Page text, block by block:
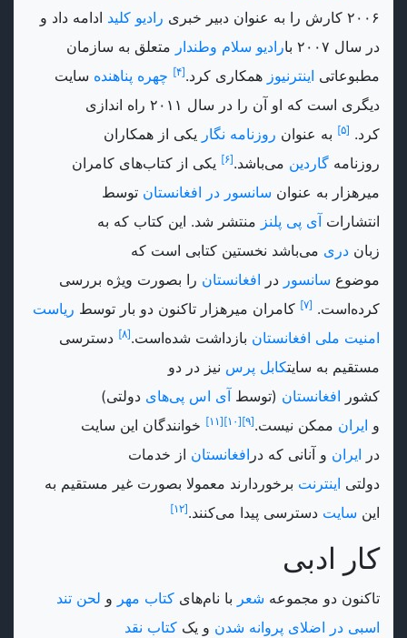
۲۰۰۶ کارش را به عنوان دبیر خبری
رادیو کلید ادامه داد و
در سال ۲۰۰۷ با
رادیو سلام وطندار متعلق به سازمان
مطبوعاتی اینترنیوز همکاری کرد.[۴] چهره پناهنده سایت
دیگری است که او آن را در سال ۲۰۱۱ راه اندازی
کرد. [۵] به عنوان روزنامه نگار یکی از همکاران
روزنامه گاردین می‌باشد.[۶]
یکی از کتاب‌های کامران
میرهزار به عنوان سانسور در افغانستان توسط
انتشارات آی پی پلنز منتشر شد. این کتاب که به
زبان دری می‌باشد نخستین کتابی است که
موضوع سانسور در افغانستان را بصورت ویژه بررسی
کرده‌است. [۷] کامران میرهزار تاکنون دو بار توسط ریاست
امنیت ملی افغانستان بازداشت شده‌است.[۸]
دسترسی
مستقیم به سایتکابل پرس نیز در دو
کشور افغانستان (توسط آی اس پی‌های دولتی)
و ایران ممکن نیست.[۹] [۱۰] [۱۱]
خوانندگان این سایت
در ایران و آنانی که در افغانستان از خدمات
دولتی اینترنت برخوردارند معمولا بصورت غیر مستقیم به
این سایت دسترسی پیدا می‌کنند.[۱۲]
کار ادبی
تاکنون دو مجموعه شعر با نام‌های کتاب مهر و لحن تند
اسبی در اضلای پروانه شدن و یک کتاب نقد